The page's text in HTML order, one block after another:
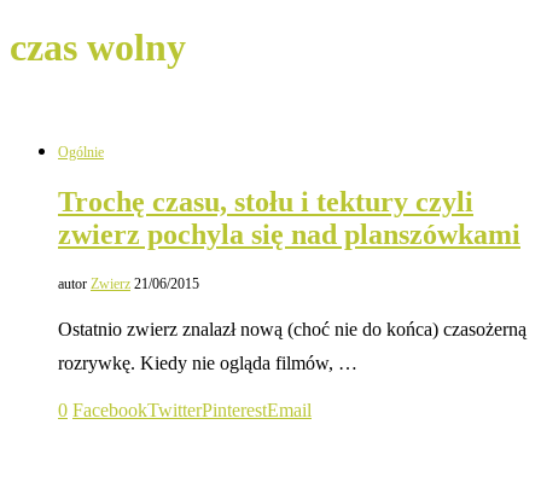
czas wolny
Ogólnie
Trochę czasu, stołu i tektury czyli
zwierz pochyla się nad planszówkami
autor Zwierz 21/06/2015
Ostatnio zwierz znalazł nową (choć nie do końca) czasożerną
rozrywkę. Kiedy nie ogląda filmów, …
0 FacebookTwitterPinterestEmail